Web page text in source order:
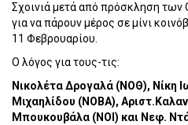
Σχοινιά μετά από πρόσκληση
για να πάρουν μέρος σε μίνι
11 Φεβρουαρίου.
Ο λόγος για τους-τις:
Νικολέτα Δρογαλά (ΝΟΘ), Νίκη
Μιχαηλίδου (ΝΟΒΑ),
Μπουκουβάλα (ΝΟΙ) και Νεφ.